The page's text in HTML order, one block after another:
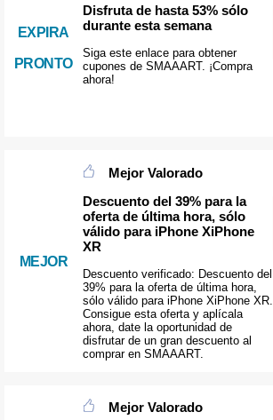
EXPIRA
PRONTO
Disfruta de hasta 53% sólo
durante esta semana
Siga este enlace para obtener
cupones de SMAAART. ¡Compra
ahora!
MEJOR
Mejor Valorado
Descuento del 39% para la
oferta de última hora, sólo
válido para iPhone XiPhone
XR
Descuento verificado: Descuento del
39% para la oferta de última hora,
sólo válido para iPhone XiPhone XR.
Consigue esta oferta y aplícala
ahora, date la oportunidad de
disfrutar de un gran descuento al
comprar en SMAAART.
Mejor Valorado